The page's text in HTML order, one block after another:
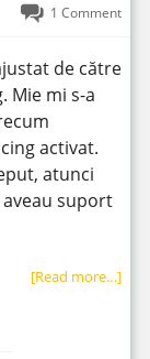
1 Comment
de către
Mie mi s-a
activat.
atunci
suport
[Read more…]